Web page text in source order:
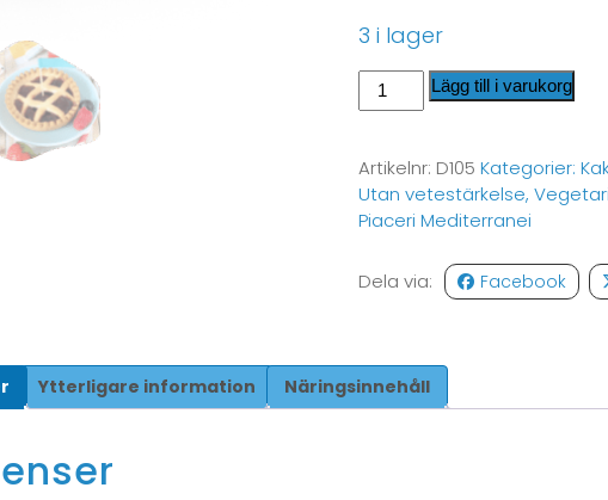
3 i lager
Lägg till i varukorg
Artikelnr: D105 Kategorier:
Utan vetestärkelse,
Piaceri Mediterranei
Dela via: Facebook
Ytterligare information Näringsinnehåll